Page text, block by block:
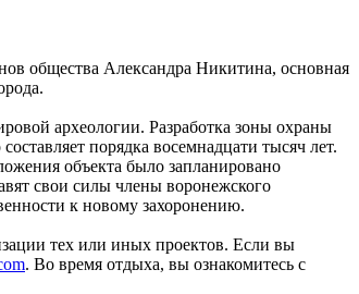
общества Александра Никитина, основная
археологии. Разработка зоны охраны
порядка восемнадцати тысяч лет.
объекта было запланировано
свои силы члены воронежского
к новому захоронению.
тех или иных проектов. Если вы
. Во время отдыха, вы ознакомитесь с